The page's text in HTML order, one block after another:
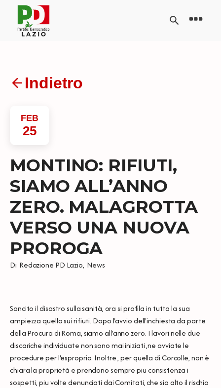
Indietro
FEB
25
MONTINO: RIFIUTI,
SIAMO ALL’ANNO
ZERO. MALAGROTTA
VERSO UNA NUOVA
PROROGA
Di Redazione PD Lazio, News
Sancito il disastro sulla sanità, ora si profila in tutta la sua
ampiezza quello sui rifiuti. Dopo l'avvio dell'inchiesta da parte
della Procura di Roma, siamo all'anno zero. I lavori nelle due
discariche individuate non sono mai iniziati ,ne avviate le
procedure per l'esproprio. Inoltre , per quella di Corcolle, non è
chiara la proprietà e prendono sempre piu consistenza i
sospetti, piu volte denunciati dai Comitati, che sia alto il rischio